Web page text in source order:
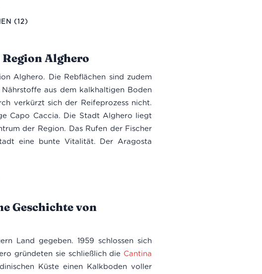
(12)
Alghero
Alghero. Die Rebflächen sind zudem
aus dem kalkhaltigen Boden
verkürzt sich der Reifeprozess nicht.
Capo Caccia. Die Stadt Alghero liegt
der Region. Das Rufen der Fischer
eine bunte Vitalität. Der Aragosta
Geschichte von
Land gegeben. 1959 schlossen sich
gründeten sie schließlich die Cantina
Küste einen Kalkboden voller